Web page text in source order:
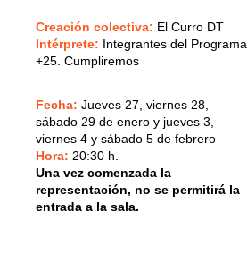
Creación colectiva: El Curro DT
Intérprete: Integrantes del Programa
+25. Cumpliremos
Fecha: Jueves 27, viernes 28,
sábado 29 de enero y jueves 3,
viernes 4 y sábado 5 de febrero
Hora: 20:30 h.
Una vez comenzada la
representación, no se permitirá la
entrada a la sala.